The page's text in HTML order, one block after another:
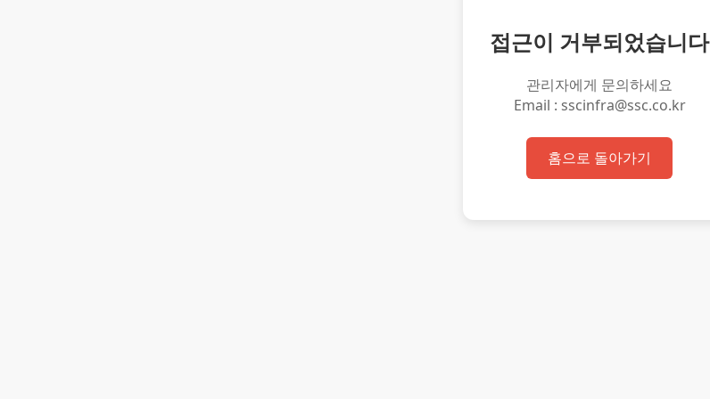
접근이 거부되었습니다
관리자에게 문의하세요
Email : sscinfra@ssc.co.kr
홈으로 돌아가기